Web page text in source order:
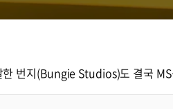
한 번지(Bungie Studios)도 결국